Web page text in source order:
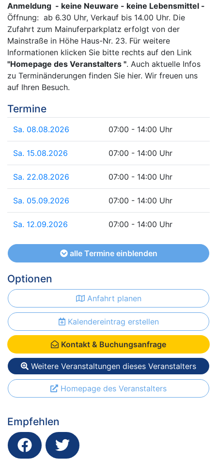
Anmeldung - keine Neuware - keine Lebensmittel -
Öffnung: ab 6.30 Uhr, Verkauf bis 14.00 Uhr. Die
Zufahrt zum Mainuferparkplatz erfolgt von der
Mainstraße in Höhe Haus-Nr. 23. Für weitere
Informationen klicken Sie bitte rechts auf den Link
"Homepage des Veranstalters ". Auch aktuelle Infos
zu Terminänderungen finden Sie hier. Wir freuen uns
auf Ihren Besuch.
Termine
Sa. 08.08.2026 07:00 - 14:00 Uhr
Sa. 15.08.2026 07:00 - 14:00 Uhr
Sa. 22.08.2026 07:00 - 14:00 Uhr
Sa. 05.09.2026 07:00 - 14:00 Uhr
Sa. 12.09.2026 07:00 - 14:00 Uhr
alle Termine einblenden
Optionen
Anfahrt planen
Kalendereintrag erstellen
Kontakt & Buchungsanfrage
Weitere Veranstaltungen dieses Veranstalters
Homepage des Veranstalters
Empfehlen